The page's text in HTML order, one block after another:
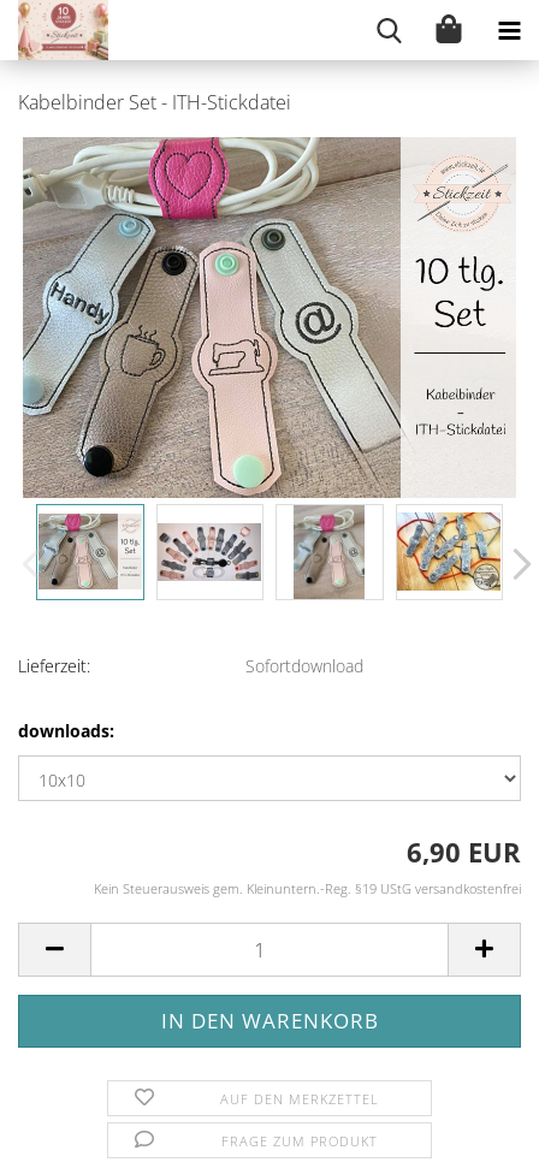
Kabelbinder Set - ITH-Stickdatei
Lieferzeit: Sofortdownload
downloads:
6,90 EUR
Kein Steuerausweis gem. Kleinuntern.-Reg. §19 UStG versandkostenfrei
AUF DEN MERKZETTEL
FRAGE ZUM PRODUKT